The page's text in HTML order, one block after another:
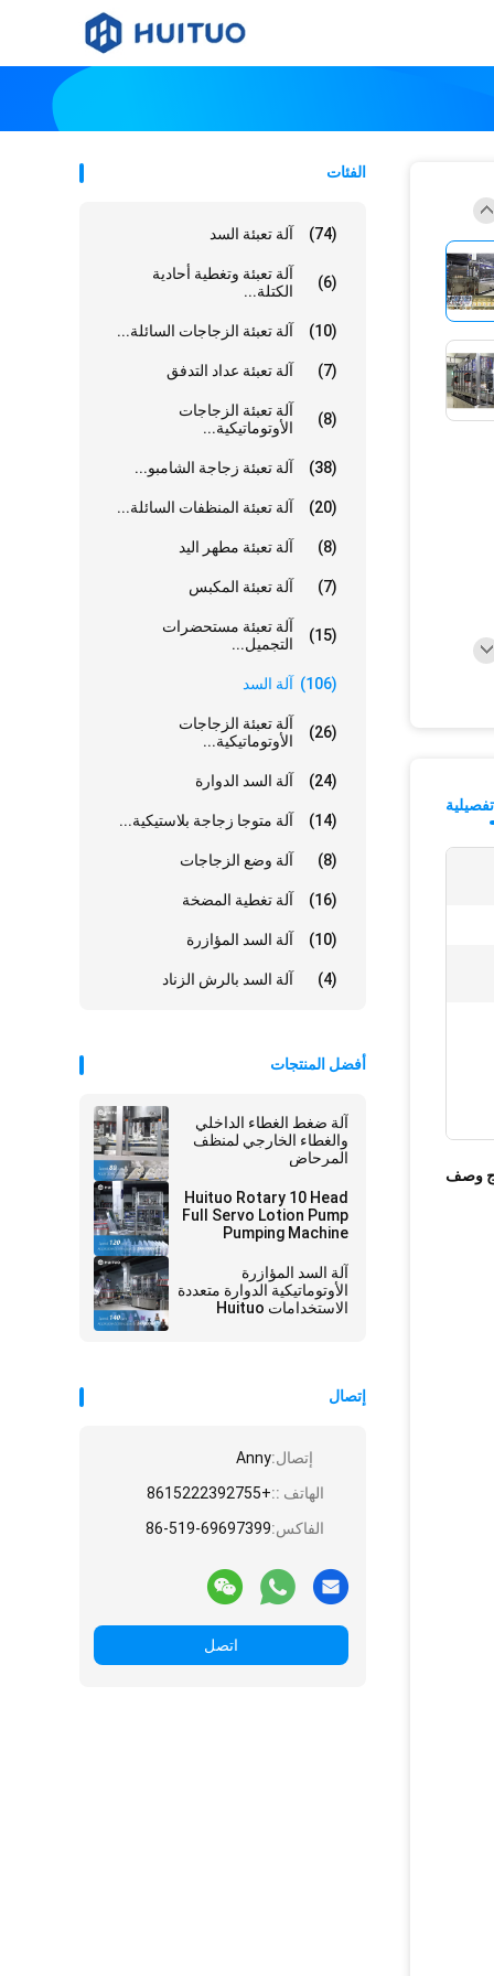
الفئات
آلة تعبئة السد (74)
آلة تعبئة وتغطية أحادية
الكتلة...
(6)
آلة تعبئة الزجاجات السائلة... (10)
آلة تعبئة عداد التدفق (7)
آلة تعبئة الزجاجات
الأوتوماتيكية...
(8)
آلة تعبئة زجاجة الشامبو... (38)
آلة تعبئة المنظفات السائلة... (20)
آلة تعبئة مطهر اليد (8)
آلة تعبئة المكبس (7)
آلة تعبئة مستحضرات
التجميل...
(15)
آلة السد (106)
آلة تعبئة الزجاجات
الأوتوماتيكية...
(26)
آلة السد الدوارة (24)
آلة متوجا زجاجة بلاستيكية... (14)
آلة وضع الزجاجات (8)
آلة تغطية المضخة (16)
آلة السد المؤازرة (10)
آلة السد بالرش الزناد (4)
أفضل المنتجات
آلة ضغط الغطاء الداخلي
والغطاء الخارجي لمنظف
المرحاض
Huituo Rotary 10 Head
Full Servo Lotion Pump
Pumping Machine
آلة السد المؤازرة
الأوتوماتيكية الدوارة متعددة
الاستخدامات Huituo
إتصال
إتصال:Anny
الهاتف ::+8615222392755
الفاكس:86-519-69697399
اتصل
وصف